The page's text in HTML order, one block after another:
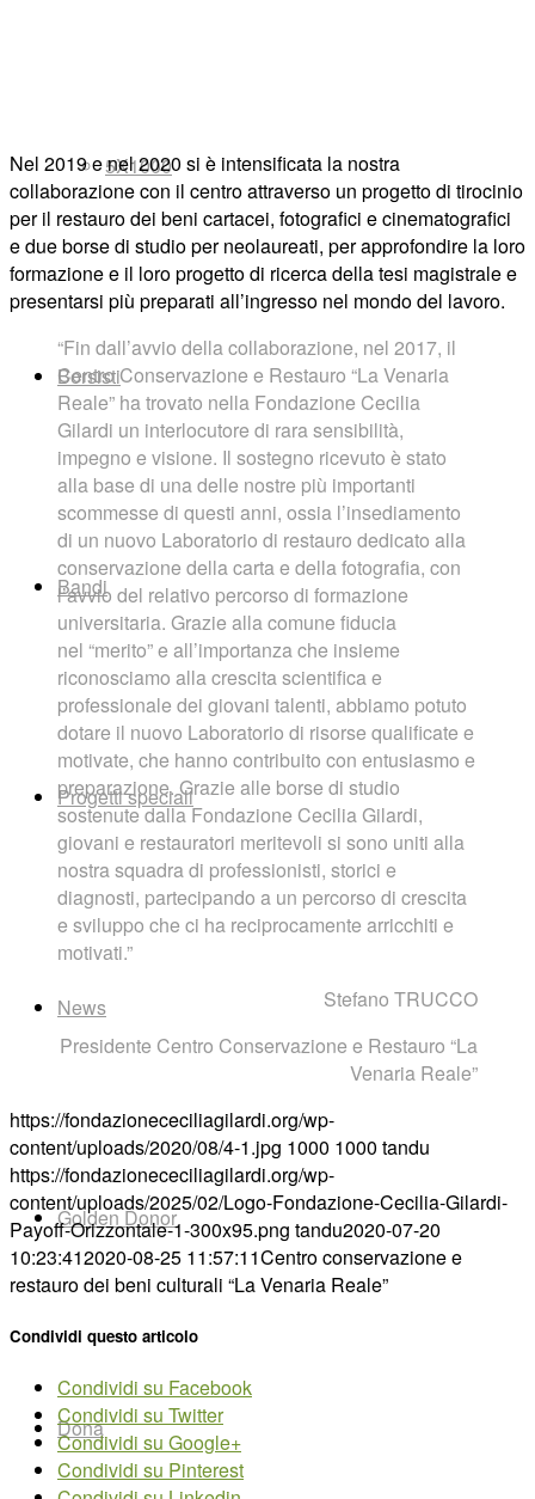
5X1000
Borsisti
Bandi
Progetti speciali
News
Golden Donor
Dona
Nel 2019 e nel 2020 si è intensificata la nostra
collaborazione con il centro attraverso un progetto di tirocinio
per il restauro dei beni cartacei, fotografici e cinematografici
e due borse di studio per neolaureati, per approfondire la loro
formazione e il loro progetto di ricerca della tesi magistrale e
presentarsi più preparati all’ingresso nel mondo del lavoro.
“Fin dall’avvio della collaborazione, nel 2017, il
Centro Conservazione e Restauro “La Venaria
Reale” ha trovato nella Fondazione Cecilia
Gilardi un interlocutore di rara sensibilità,
impegno e visione. Il sostegno ricevuto è stato
alla base di una delle nostre più importanti
scommesse di questi anni, ossia l’insediamento
di un nuovo Laboratorio di restauro dedicato alla
conservazione della carta e della fotografia, con
l’avvio del relativo percorso di formazione
universitaria. Grazie alla comune fiducia
nel “merito” e all’importanza che insieme
riconosciamo alla crescita scientifica e
professionale dei giovani talenti, abbiamo potuto
dotare il nuovo Laboratorio di risorse qualificate e
motivate, che hanno contribuito con entusiasmo e
preparazione. Grazie alle borse di studio
sostenute dalla Fondazione Cecilia Gilardi,
giovani e restauratori meritevoli si sono uniti alla
nostra squadra di professionisti, storici e
diagnosti, partecipando a un percorso di crescita
e sviluppo che ci ha reciprocamente arricchiti e
motivati.”
Stefano TRUCCO
Presidente Centro Conservazione e Restauro “La
Venaria Reale”
https://fondazionececiliagilardi.org/wp-
content/uploads/2020/08/4-1.jpg 1000 1000 tandu
https://fondazionececiliagilardi.org/wp-
content/uploads/2025/02/Logo-Fondazione-Cecilia-Gilardi-
Payoff-Orizzontale-1-300x95.png tandu2020-07-20
10:23:412020-08-25 11:57:11Centro conservazione e
restauro dei beni culturali “La Venaria Reale”
Condividi questo articolo
Condividi su Facebook
Condividi su Twitter
Condividi su Google+
Condividi su Pinterest